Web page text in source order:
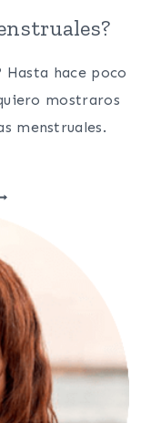
Hasta hace poco
mostraros
menstruales.